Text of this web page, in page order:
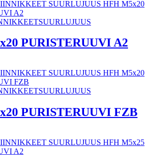
SUURLUJUUS
PURISTERUUVI A2
SUURLUJUUS
PURISTERUUVI FZB